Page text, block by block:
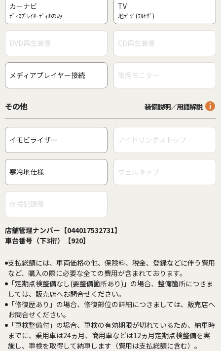
カーナビ
ﾃﾞｨｽﾌﾟﾚｲｵｰﾃﾞｨｵのみ
TV
地ﾃﾞｼﾞ(ﾌﾙｾｸﾞ)
DVD再生装置 CD再生装置
メディアプレイヤー接続 後席モニター
その他 装備説明／用語解説
イモビライザー アイドリングストップ
寒冷地仕様 ウェルキャブ
点検記録簿
店舗管理ナンバー【044017532731】
車台番号（下3桁）【920】
支払総額には、車両価格の他、保険料、税金、登録などに伴う費用
など、購入の際に必要な全ての費用が含まれております。
「定期点検整備なし(要整備箇所あり)」の場合、整備箇所につきま
しては、販売店へお問合せください。
「修復歴あり」の場合、修復部位の詳細につきましては、販売店へ
お問合せください。
「車検整備付」の場合、車検の有効期限が切れているため、納車時
までに、乗用車は24ヵ月、商用車などは12ヵ月定期点検整備を実
施し、車検を取得して納車します（費用は支払総額に含む）。